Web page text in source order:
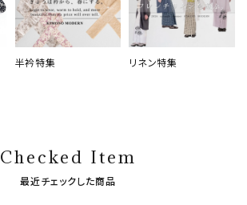
半衿特集 リネン特集
Checked Item
最近チェックした商品